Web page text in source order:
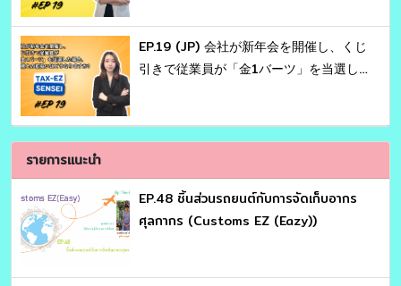
EP.19 (JP) 会社が新年会を開催し、くじ
引きで従業員が「金1バーツ」を当選し
รายการแนะนำ
EP.48 ชิ้นส่วนรถยนต์กับการจัดเก็บอากร
ศุลกากร (Customs EZ (Eazy))